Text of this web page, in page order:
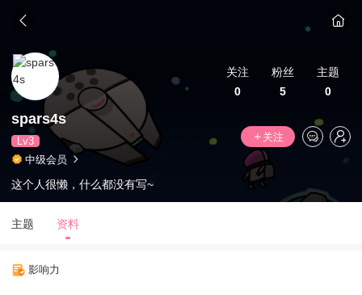
关注
0
粉丝
5
主题
0
spars4s
Lv3
关注
中级会员
这个人很懒，什么都没有写~
主题 资料
影响力